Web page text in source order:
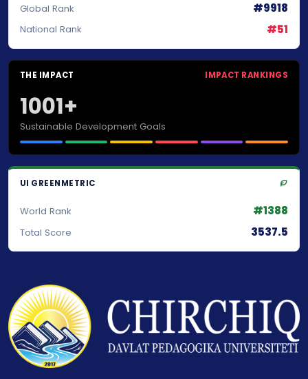
Global Rank #9918
National Rank #51
THE IMPACT IMPACT RANKINGS
1001+
Sustainable Development Goals
UI GREENMETRIC
World Rank #1388
Total Score 3537.5